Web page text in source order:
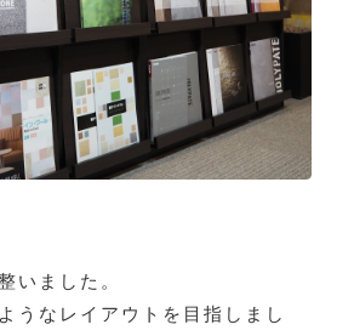
いました。
うなレイアウトを目指しまし